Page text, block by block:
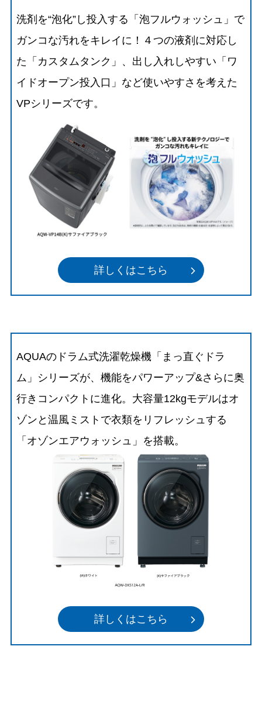
洗剤を“泡化”し投入する「泡フルウォッシュ」で
ガンコな汚れをキレイに！４つの液剤に対応し
た「カスタムタンク」、出し入れしやすい「ワ
イドオープン投入口」など使いやすさを考えた
VPシリーズです。
詳しくはこちら
AQUAのドラム式洗濯乾燥機「まっ直ぐドラ
ム」シリーズが、機能をパワーアップ&さらに奥
行きコンパクトに進化。大容量12kgモデルはオ
ゾンと温風ミストで衣類をリフレッシュする
「オゾンエアウォッシュ」を搭載。
詳しくはこちら